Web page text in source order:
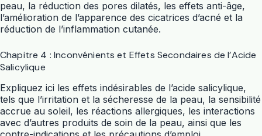
peau, la réduction des pores dilatés, les effets anti-âge,
l’amélioration de l’apparence des cicatrices d’acné et la
réduction de l’inflammation cutanée.
Chapitre 4 : Inconvénients et Effets Secondaires de l’Acide
Salicylique
Expliquez ici les effets indésirables de l’acide salicylique,
tels que l’irritation et la sécheresse de la peau, la sensibilité
accrue au soleil, les réactions allergiques, les interactions
avec d’autres produits de soin de la peau, ainsi que les